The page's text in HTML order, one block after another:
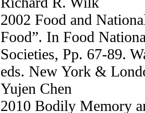
2002 Food and
Food”. In Food
Societies, Pp. 67-89.
eds. New York &
Yujen Chen
2010 Bodily Memory